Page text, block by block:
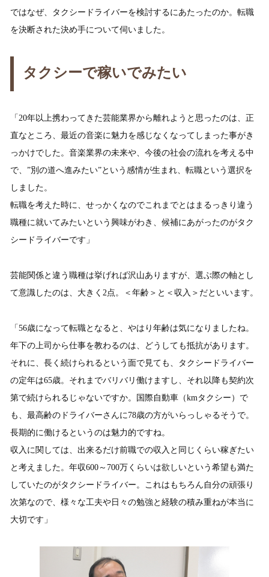
ではなぜ、タクシードライバーを検討するにあたったのか。転職
を決断された決め手について伺いました。
タクシーで稼いでみたい
「20年以上携わってきた芸能業界から離れようと思ったのは、正
直なところ、最近の音楽に魅力を感じなくなってしまった事がき
っかけでした。音楽業界の未来や、今後の社会の流れを考える中
で、”別の道へ進みたい”という感情が生まれ、転職という選択を
しました。
転職を考えた時に、せっかくなのでこれまでとはまるっきり違う
職種に就いてみたいという興味がわき、候補にあがったのがタク
シードライバーです」
芸能関係と違う職種は挙げれば沢山ありますが、選ぶ際の軸とし
て意識したのは、大きく2点。＜年齢＞と＜収入＞だといいます。
「56歳になって転職となると、やはり年齢は気になりましたね。
年下の上司から仕事を教わるのは、どうしても抵抗があります。
それに、長く続けられるという面で見ても、タクシードライバー
の定年は65歳。それまでバリバリ働けますし、それ以降も契約次
第で続けられるじゃないですか。国際自動車（kmタクシー）で
も、最高齢のドライバーさんに78歳の方がいらっしゃるそうで。
長期的に働けるというのは魅力的ですね。
収入に関しては、出来るだけ前職での収入と同じくらい稼ぎたい
と考えました。年収600～700万くらいは欲しいという希望も満た
していたのがタクシードライバー。これはもちろん自分の頑張り
次第なので、様々な工夫や日々の勉強と経験の積み重ねが本当に
大切です」